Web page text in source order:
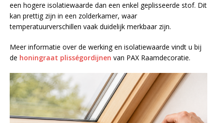
een hogere isolatiewaarde dan een enkel geplisseerde stof. Dit
kan prettig zijn in een zolderkamer, waar
temperatuurverschillen vaak duidelijk merkbaar zijn.
Meer informatie over de werking en isolatiewaarde vindt u bij
de honingraat plisségordijnen van PAX Raamdecoratie.